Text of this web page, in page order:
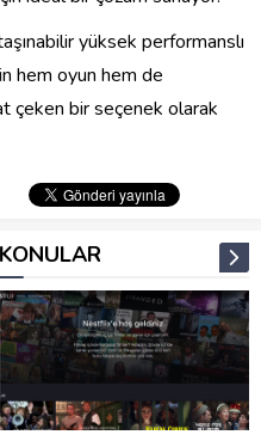
yüksek performanslı
hem oyun hem de
çeken bir seçenek olarak